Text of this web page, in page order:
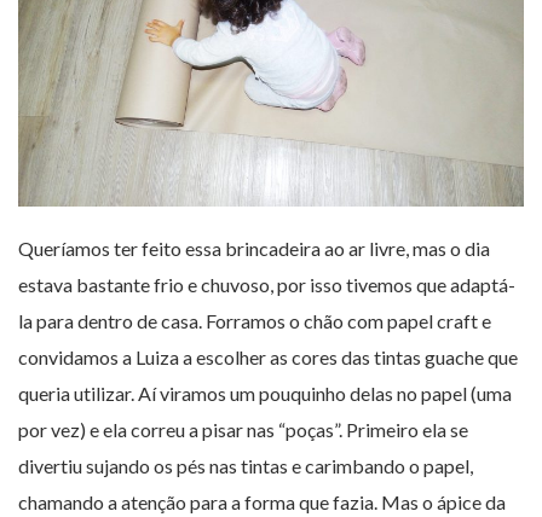
Queríamos ter feito essa brincadeira ao ar livre, mas o dia
estava bastante frio e chuvoso, por isso tivemos que adaptá-
la para dentro de casa. Forramos o chão com papel craft e
convidamos a Luiza a escolher as cores das tintas guache que
queria utilizar. Aí viramos um pouquinho delas no papel (uma
por vez) e ela correu a pisar nas “poças”. Primeiro ela se
divertiu sujando os pés nas tintas e carimbando o papel,
chamando a atenção para a forma que fazia. Mas o ápice da